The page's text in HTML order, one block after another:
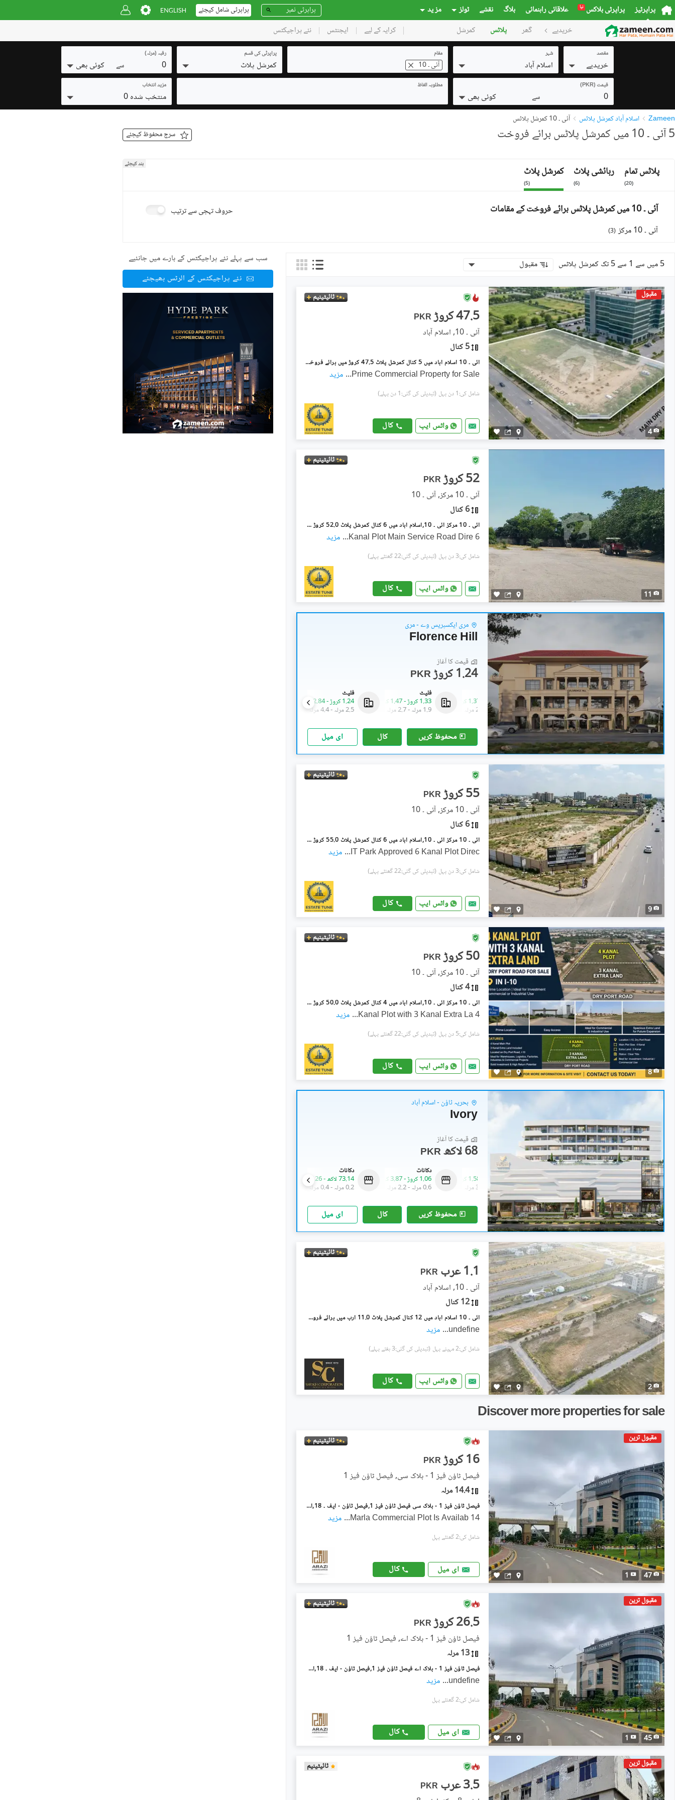
پراپرٹیز پراپرٹی بلاکس نیا علاقائی راہنمائی بلاگ نقشے ٹولز مز ید پراپرٹی شامل کیجئے
خریدیے گھر پلاٹس کمرشل کرایہ کے لیے ایجنٹس نئے پراجیکٹس
مقصد
خریدیے
شہر
اسلام آباد
مقام
آئی ۔ 10
پراپرٹی کی قسم
کمرشل پلاٹ
رقبہ (مرلہ)
0 سے کوئی بھی
قیمت (PKR)
0 سے کوئی بھی
مطلوبہ الفاظ مزید انتخاب
منتخب شدہ 0
Zameen اسلام آباد کمرشل پلاٹس آئی ۔ 10 کمرشل پلاٹس
5 آئی ۔ 10 میں کمرشل پلاٹس برائے فروخت سرچ محفوظ کیجئے
پلاٹس تمام
(
20
)
رہائشی پلاٹ
(
6
)
کمرشل پلاٹ
(
5
)
بند کیجئے
آئی ۔ 10 میں کمرشل پلاٹس برائے فروخت کے مقامات حروف تہجی سے ترتیب
آئی ۔ 10 مرکز (
3
)
5 میں سے 1 سے 5 تک کمرشل پلاٹس مقبول
مقبول
4
ٹائیٹینیم
PKR 47.5 کروڑ
آئی ۔ 10, اسلام آباد
5 کنال
آئی ۔ 10 اسلام آباد میں 5 کنال کمرشل پلاٹ 47.5 کروڑ میں برائے فروخت۔
Prime Commercial Property for Sale
... مزید
شامل کی:1 دن پہل (تبدیلی کی گئی:1 دن پہلے)
واٹس ایپ کال
11
ٹائیٹینیم
PKR 52 کروڑ
آئی ۔ 10 مرکز, آئی ۔ 10
6 کنال
آئی ۔ 10 مرکز آئی ۔ 10,اسلام آباد میں 6 کنال کمرشل پلاٹ 52.0 کروڑ میں برائے فروخت۔
6 Kanal Plot Main Service Road Dire
... مزید
شامل کی:3 دن پہل (تبدیلی کی گئی:22 گھنٹے پہلے)
واٹس ایپ کال
مری ایکسپریس وے - مری
Florence Hill
قیمت کا آغاز
PKR 1.24 کروڑ
فلیٹ
1.24 کروڑ
-2.84 کروڑ
2.5 مرلہ
-4.4 مرلہ
فلیٹ
1.33 کروڑ
-1.47 کروڑ
1.9 مرلہ
-2.7 مرلہ
فلیٹ
1.28 کروڑ
1.37 کروڑ
1.9 مرلہ
- 2.7 مرلہ
محفوظ کریں کال ای میل
9
ٹائیٹینیم
PKR 55 کروڑ
آئی ۔ 10 مرکز, آئی ۔ 10
6 کنال
آئی ۔ 10 مرکز آئی ۔ 10,اسلام آباد میں 6 کنال کمرشل پلاٹ 55.0 کروڑ میں برائے فروخت۔
IT Park Approved 6 Kanal Plot Direc
... مزید
شامل کی:3 دن پہل (تبدیلی کی گئی:22 گھنٹے پہلے)
واٹس ایپ کال
8
ٹائیٹینیم
PKR 50 کروڑ
آئی ۔ 10 مرکز, آئی ۔ 10
4 کنال
آئی ۔ 10 مرکز آئی ۔ 10,اسلام آباد میں 4 کنال کمرشل پلاٹ 50.0 کروڑ میں برائے فروخت۔
4 Kanal Plot with 3 Kanal Extra La
... مزید
شامل کی:5 دن پہل (تبدیلی کی گئی:22 گھنٹے پہلے)
واٹس ایپ کال
بحریہ ٹاؤن - اسلام آباد
Ivory
قیمت کا آغاز
PKR 68 لاکھ
دکانات
73.14 لاکھ
-1.26 کروڑ
0.2 مرلہ
-0.4 مرلہ
دکانات
1.06 کروڑ
-3.87 کروڑ
0.6 مرلہ
-2.2 مرلہ
فلیٹ
1.23 کروڑ
1.58 کروڑ
3.3 مرلہ
- 3.8 مرلہ
محفوظ کریں کال ای میل
2
ٹائیٹینیم
PKR 1.1 عرب
آئی ۔ 10, اسلام آباد
12 کنال
آئی ۔ 10 اسلام آباد میں 12 کنال کمرشل پلاٹ 11.0 ارب میں برائے فروخت۔
undefine
... مزید
شامل کی:2 مہینے پہل (تبدیلی کی گئی:3 ہفتے پہلے)
واٹس ایپ کال
Discover more properties for sale
مقبول ترین
47
1
ٹائیٹینیم
PKR 16 کروڑ
فیصل ٹاؤن فیز 1 - بلاک سی, فیصل ٹاؤن فیز 1
14.4 مرلہ
فیصل ٹاؤن فیز 1 - بلاک سی فیصل ٹاؤن فیز 1,فیصل ٹاؤن - ایف ۔ 18,اسلام آباد میں 14 مرلہ کمرشل پلاٹ 16.0 کروڑ میں برائے فروخت۔
14 Marla Commercial Plot Is Availab
... مزید
شامل کی:2 گھنٹے پہل
ای میل کال
مقبول ترین
45
1
ٹائیٹینیم
PKR 26.5 کروڑ
فیصل ٹاؤن فیز 1 - بلاک اے, فیصل ٹاؤن فیز 1
13 مرلہ
فیصل ٹاؤن فیز 1 - بلاک اے فیصل ٹاؤن فیز 1,فیصل ٹاؤن - ایف ۔ 18,اسلام آباد میں 13 مرلہ کمرشل پلاٹ 26.5 کروڑ میں برائے فروخت۔
undefine
... مزید
شامل کی:2 گھنٹے پہل
ای میل کال
مقبول ترین ٹائیٹینیم
PKR 3.5 عرب
سب سے پہلے نئے پراجیکٹس کے بارے میں جانئیے
نئے پراجیکٹس کے الرٹس بھیجئے